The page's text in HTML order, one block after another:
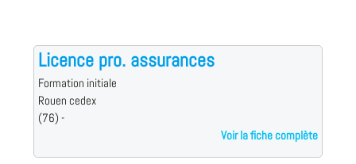
Licence pro. assurances
Formation initiale
Rouen cedex
(76) -
Voir la fiche complète